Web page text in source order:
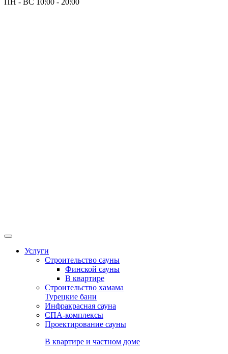
ПН - ВС 10:00 - 20:00
Услуги
Строительство сауны
Финской сауны
В квартире
Строительство хамама
Турецкие бани
Инфракрасная сауна
СПА-комплексы
Проектирование сауны
В квартире и частном доме